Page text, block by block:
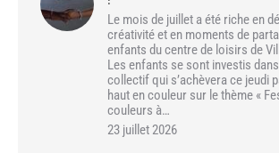
Le mois de juillet a été riche en
créativité et en moments de
enfants du centre de loisirs de
Les enfants se sont investis
collectif qui s’achèvera ce jeudi
haut en couleur sur le thème «
couleurs à…
23 juillet 2026